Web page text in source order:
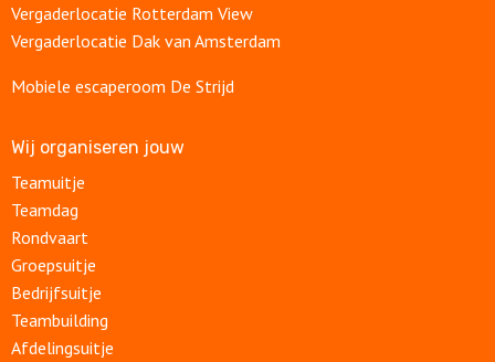
Vergaderlocatie Rotterdam View
Vergaderlocatie Dak van Amsterdam
Mobiele escaperoom De Strijd
Wij organiseren jouw
Teamuitje
Teamdag
Rondvaart
Groepsuitje
Bedrijfsuitje
Teambuilding
Afdelingsuitje